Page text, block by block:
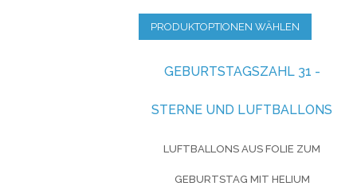
PRODUKTOPTIONEN WÄHLEN
GEBURTSTAGSZAHL 31 -
STERNE UND LUFTBALLONS
LUFTBALLONS AUS FOLIE ZUM
GEBURTSTAG MIT HELIUM